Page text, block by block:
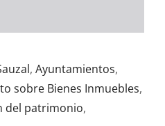
, Ayuntamientos,
sobre Bienes Inmuebles,
del patrimonio,